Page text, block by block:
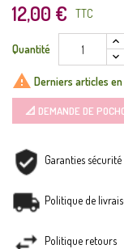
12,00 € TTC
Quantité
 Derniers articles
📐 DEMANDE DE
Garanties sécurité
Politique de
Politique retours